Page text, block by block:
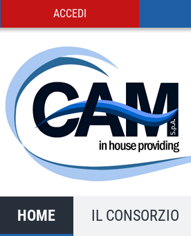
ACCEDI
HOME IL CONSORZIO